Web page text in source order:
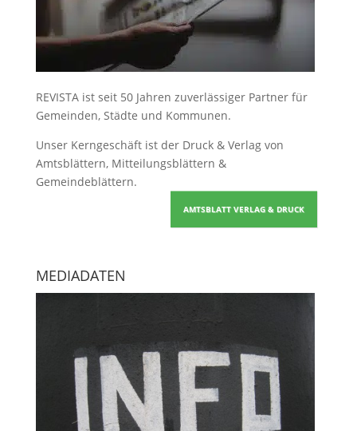
REVISTA ist seit 50 Jahren zuverlässiger Partner für
Gemeinden, Städte und Kommunen.
Unser Kerngeschäft ist der Druck & Verlag von
Amtsblättern, Mitteilungsblättern &
Gemeindeblättern.
AMTSBLATT VERLAG & DRUCK
MEDIADATEN